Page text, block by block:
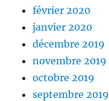
février 2020
janvier 2020
décembre 2019
novembre 2019
octobre 2019
septembre 2019